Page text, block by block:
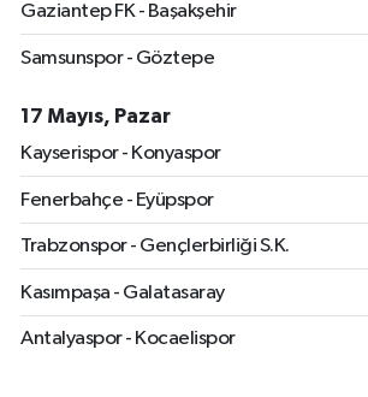
Gaziantep FK - Başakşehir
Samsunspor - Göztepe
17 Mayıs, Pazar
Kayserispor - Konyaspor
Fenerbahçe - Eyüpspor
Trabzonspor - Gençlerbirliği S.K.
Kasımpaşa - Galatasaray
Antalyaspor - Kocaelispor